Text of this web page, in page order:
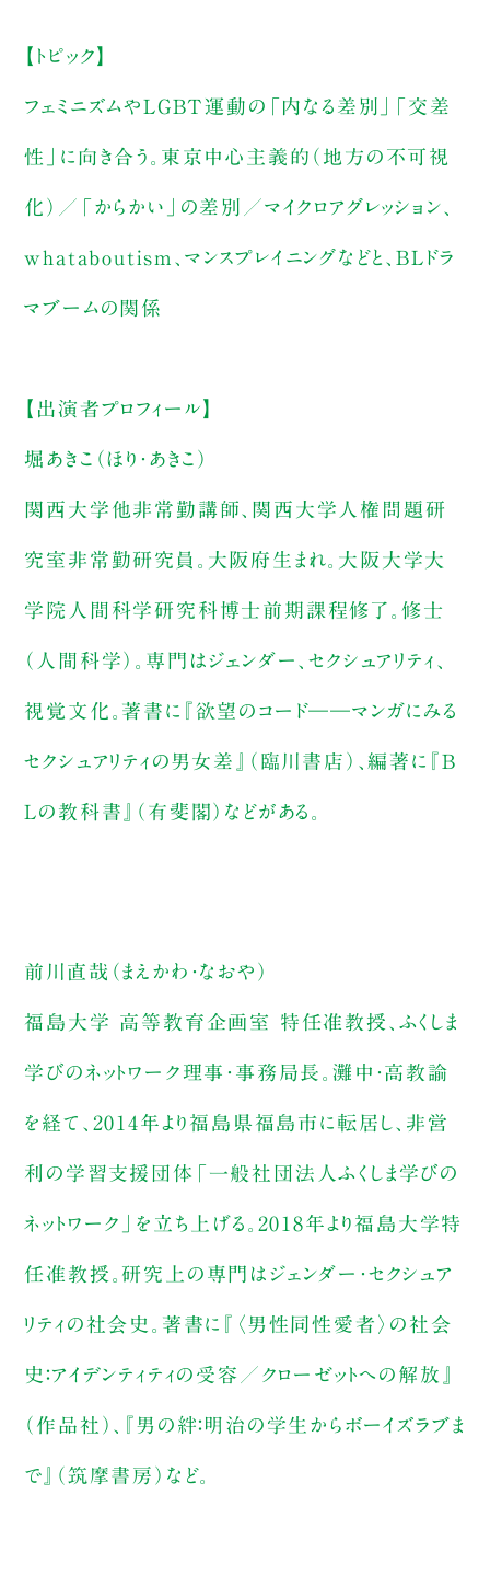
【トピック】
フェミニズムやLGBT運動の「内なる差別」「交差
性」に向き合う。東京中心主義的（地方の不可視
化）／「からかい」の差別／マイクロアグレッション、
whataboutism、マンスプレイニングなどと、BLドラ
マブームの関係
【出演者プロフィール】
堀あきこ（ほり・あきこ）
関西大学他非常勤講師、関西大学人権問題研
究室非常勤研究員。大阪府生まれ。大阪大学大
学院人間科学研究科博士前期課程修了。修士
（人間科学）。専門はジェンダー、セクシュアリティ、
視覚文化。著書に『欲望のコード――マンガにみる
セクシュアリティの男女差』（臨川書店）、編著に『B
Lの教科書』（有斐閣）などがある。
前川直哉（まえかわ・なおや）
福島大学 高等教育企画室 特任准教授、ふくしま
学びのネットワーク理事・事務局長。灘中・高教諭
を経て、2014年より福島県福島市に転居し、非営
利の学習支援団体「一般社団法人ふくしま学びの
ネットワーク」を立ち上げる。2018年より福島大学特
任准教授。研究上の専門はジェンダー・セクシュア
リティの社会史。著書に『〈男性同性愛者〉の社会
史：アイデンティティの受容／クローゼットへの解放』
（作品社）、『男の絆：明治の学生からボーイズラブま
で』（筑摩書房）など。